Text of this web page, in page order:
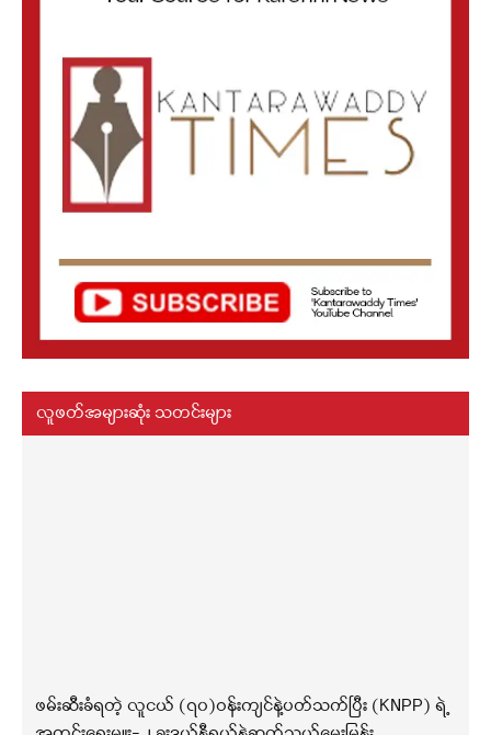
လူဖတ်အများဆုံး သတင်းများ
ဖမ်းဆီးခံရတဲ့ လူငယ် (၇၀)ဝန်းကျင်နဲ့ပတ်သက်ပြီး (KNPP) ရဲ့